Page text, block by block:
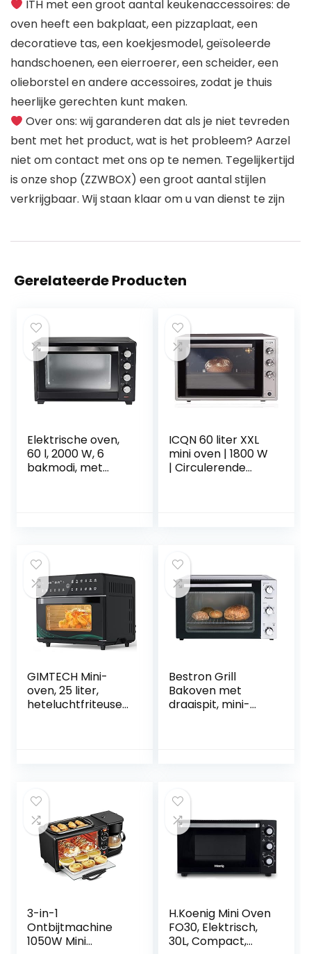
ITH met een groot aantal keukenaccessoires: de
oven heeft een bakplaat, een pizzaplaat, een
decoratieve tas, een koekjesmodel, geïsoleerde
handschoenen, een eierroerer, een scheider, een
olieborstel en andere accessoires, zodat je thuis
heerlijke gerechten kunt maken.
Over ons: wij garanderen dat als je niet tevreden
bent met het product, wat is het probleem? Aarzel
niet om contact met ons op te nemen. Tegelijkertijd
is onze shop (ZZWBOX) een groot aantal stijlen
verkrijgbaar. Wij staan klaar om u van dienst te zijn
Gerelateerde Producten
Elektrische oven,
60 l, 2000 W, 6
bakmodi, met
oven, eindgat,
geventileerde
oven
ICQN 60 liter XXL
mini oven | 1800 W
| Circulerende
oven | 40 ° -230 °
C | Geëmailleerd
Zwart | Grijs
GIMTECH Mini-
oven, 25 liter,
heteluchtfriteuse
houden all-in one
luchtfriteuse
Bestron Grill
Bakoven met
draaispit, mini-
3-in-1
Ontbijtmachine
1050W Mini
H.Koenig Mini Oven
FO30, Elektrisch,
30L, Compact,